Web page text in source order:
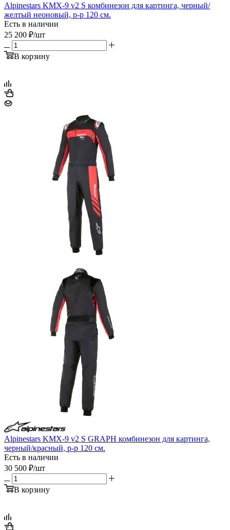
Alpinestars KMX-9 v2 S комбинезон для картинга, черный/
желтый неоновый, р-р 120 см.
Есть в наличии
25 200 ₽/шт
В корзину
Alpinestars KMX-9 v2 S GRAPH комбинезон для картинга,
черный/красный, р-р 120 см.
Есть в наличии
30 500 ₽/шт
В корзину